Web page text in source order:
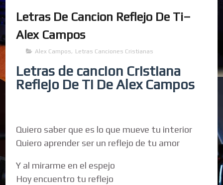
Letras De Cancion Reflejo De Ti–
Alex Campos
Alex Campos, Letras Canciones Cristianas
Letras de cancion Cristiana
Reflejo De Ti De Alex Campos
Quiero saber que es lo que mueve tu interior
Quiero aprender ser un reflejo de tu amor
Y al mirarme en el espejo
Hoy encuentro tu reflejo